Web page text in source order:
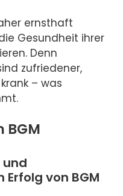
ernsthaft
Gesundheit ihrer
Denn
zufriedener,
– was
und
von BGM